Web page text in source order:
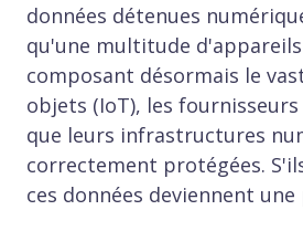
données détenues
qu'une multitude
composant désormais le
objets (IoT), les
que leurs infrastructures
correctement protégées.
ces données deviennent